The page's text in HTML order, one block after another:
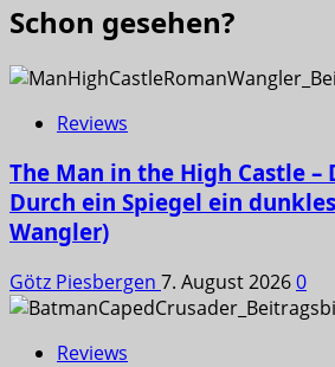
Schon gesehen?
Reviews
The Man in the High Castle –
Durch ein Spiegel ein
Wangler)
Götz Piesbergen 7. August 20260
Reviews